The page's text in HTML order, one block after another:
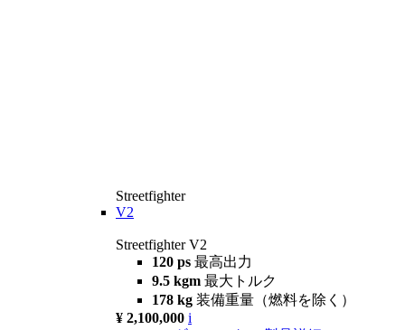
Streetfighter
V2
Streetfighter V2
120 ps 最高出力
9.5 kgm 最大トルク
178 kg 装備重量（燃料を除く）
¥ 2,100,000 i